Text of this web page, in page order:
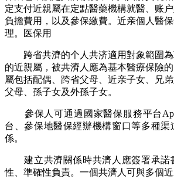
定支付近親屬在定點醫藥機構就醫、账
負擔費用，以及參保繳費。近亲個人醫
理。医保用
跨省共濟的个人共济適用對象範圍為
的近親屬，被共濟人應為基本醫療保險
屬包括配偶、跨省父母、近亲子女、兄
父母、孫子女及外孫子女。
參保人可通過國家醫保服務平台
台、參保地醫保經辦機構窗口等多種渠
係。
建立共濟關係時共濟人應簽署承諾
性、準確性負責。一個共濟人可與多個